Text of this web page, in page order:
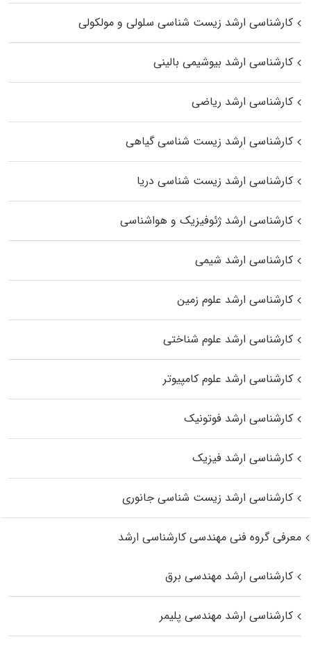
کارشناسی ارشد زیست شناسی سلولی و مولکولی
کارشناسی ارشد بیوشیمی بالینی
کارشناسی ارشد ریاضی
کارشناسی ارشد زیست‌ شناسی گیاهی
کارشناسی ارشد زیست‌ شناسی دریا
کارشناسی ارشد ژئوفیزیک و هواشناسی
کارشناسی ارشد شیمی
کارشناسی ارشد علوم زمین
کارشناسی ارشد علوم شناختی
کارشناسی ارشد علوم کامپیوتر
کارشناسی ارشد فوتونیک
کارشناسی ارشد فیزیک
کارشناسی ارشد زیست‌ شناسی جانوری
معرفی گروه فنی مهندسی کارشناسی ارشد
کارشناسی ارشد مهندسی برق
کارشناسی ارشد مهندسی پلیمر